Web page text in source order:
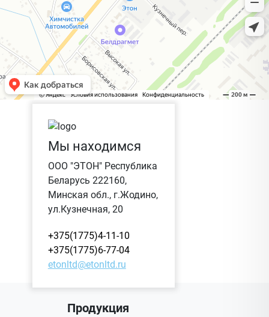
Мы находимся
ООО "ЭТОН" Республика
Беларусь 222160,
Минская обл., г.Жодино,
ул.Кузнечная, 20
+375(1775)4-11-10
+375(1775)6-77-04
etonltd@etonltd.ru
Продукция